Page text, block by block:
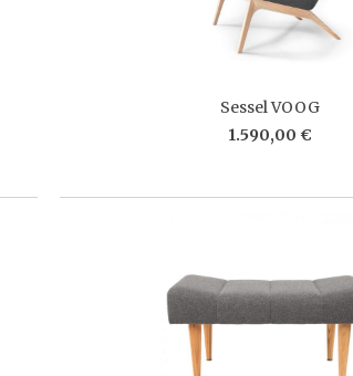
Sessel VOOG
1.590,00 €